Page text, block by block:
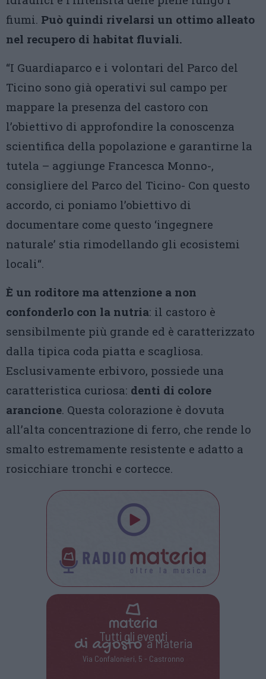
fiumi. Può quindi rivelarsi un ottimo alleato
nel recupero di habitat fluviali.
“I Guardiaparco e i volontari del Parco del
Ticino sono già operativi sul campo per
mappare la presenza del castoro con
l’obiettivo di approfondire la conoscenza
scientifica della popolazione e garantirne la
tutela – aggiunge Francesca Monno-,
consigliere del Parco del Ticino- Con questo
accordo, ci poniamo l’obiettivo di
documentare come questo ‘ingegnere
naturale’ stia rimodellando gli ecosistemi
locali“.
È un roditore ma attenzione a non
confonderlo con la nutria: il castoro è
sensibilmente più grande ed è caratterizzato
dalla tipica coda piatta e scagliosa.
Esclusivamente erbivoro, possiede una
caratteristica curiosa: denti di colore
arancione. Questa colorazione è dovuta
all’alta concentrazione di ferro, che rende lo
smalto estremamente resistente e adatto a
rosicchiare tronchi e cortecce.
Tutti gli eventi
di agostoa Materia
Via Confalonieri, 5 - Castronno